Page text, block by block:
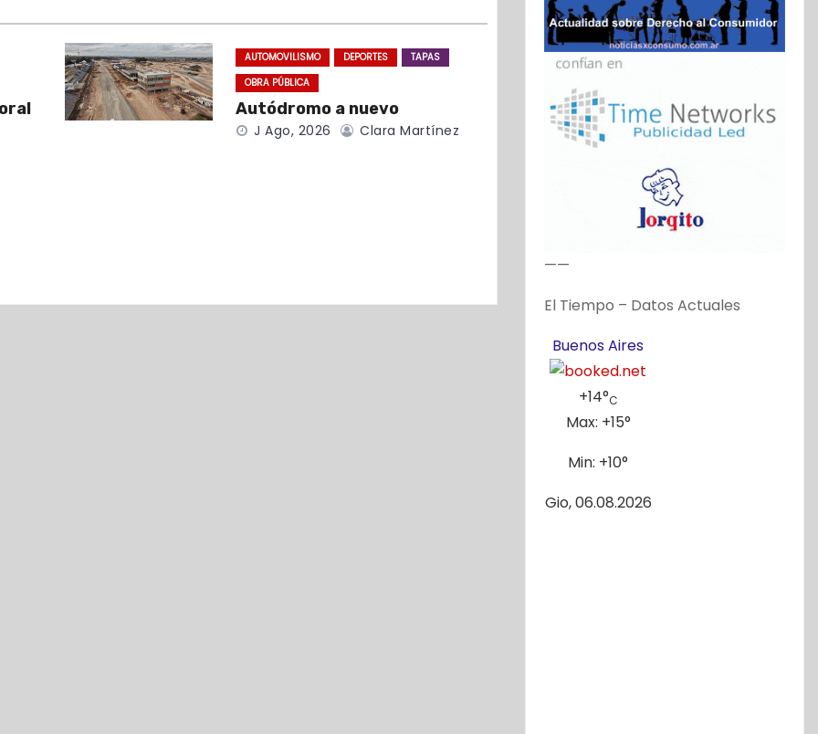
AUTOMOVILISMO DEPORTES
TAPAS
OBRA PÚBLICA
Autódromo a nuevo
J Ago, 2026 Clara Martínez
——
El Tiempo – Datos Actuales
Buenos Aires
+14°C
Max: +15°
Min: +10°
Gio, 06.08.2026